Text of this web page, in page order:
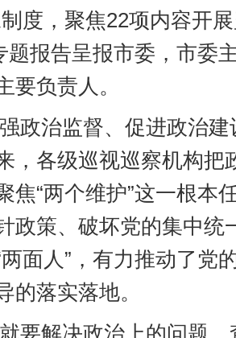
度，聚焦22项内容开
题报告呈报市委，市委
要负责人。
政治监督、促进政治
，各级巡视巡察机构把
焦“两个维护”这一根本
政策、破坏党的集中统
面人”，有力推动了党
的落实落地。
要解决政治上的问题